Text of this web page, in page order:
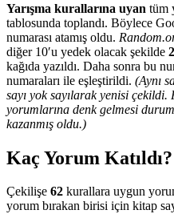
Yarışma kurallarına uyan tüm
tablosunda toplandı. Böylece
numarası atamış oldu.
diğer 10′u yedek olacak şekilde
kağıda yazıldı. Daha sonra bu
numaraları ile eşleştirildi. (Aynı
sayı yok sayılarak yenisi çekildi.
yorumlarına denk gelmesi
kazanmış oldu.)
Kaç Yorum Katıldı?
Çekilişe 62 kurallara uygun
yorum bırakan birisi için kitap